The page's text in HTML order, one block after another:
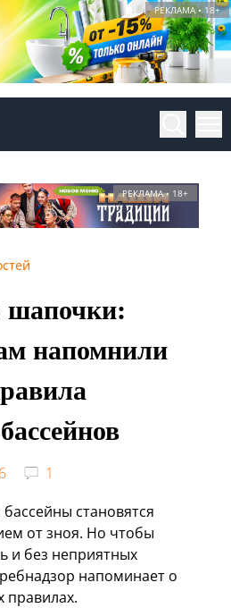
РЕКЛАМА • 18+
РЕКЛАМА • 18+
напомнили
1
становятся
от зноя. Но чтобы
и без неприятных
напоминает о
правилах.